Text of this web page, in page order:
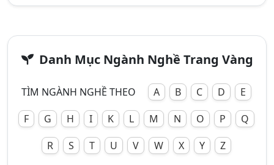
Danh Mục Ngành Nghề Trang Vàng
TÌM NGÀNH NGHỀ THEO A B C D
E
F
G H I K L M N O P
Q
R
S T U V W X Y Z